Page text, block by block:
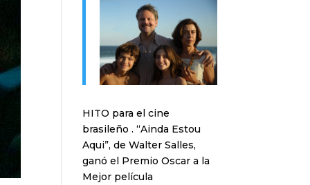
HITO para el cine
brasileño . “Ainda Estou
Aqui”, de Walter Salles,
ganó el Premio Oscar a la
Mejor película